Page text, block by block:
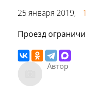
25 января 2019,
Проезд
Автор